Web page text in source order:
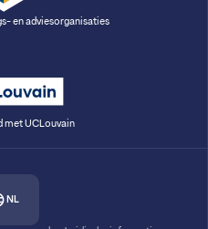
en adviesorganisaties
met UCLouvain
NL